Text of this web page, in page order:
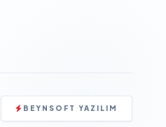
BEYNSOFT YAZILIM